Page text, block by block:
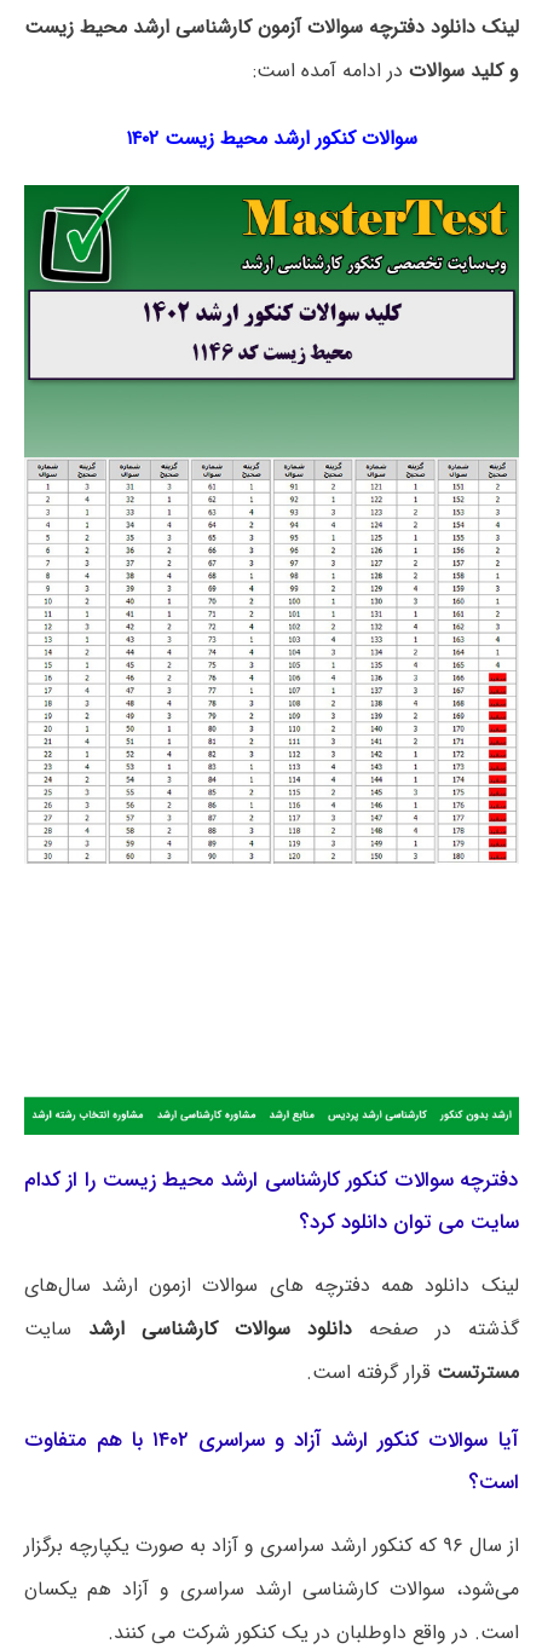
لینک دانلود دفترچه سوالات آزمون کارشناسی ارشد محیط زیست
و کلید سوالات در ادامه آمده است:
سوالات کنکور ارشد محیط زیست ۱۴۰۲
دفترچه سوالات کنکور کارشناسی ارشد محیط زیست را از کدام
سایت می توان دانلود کرد؟
لینک دانلود همه دفترچه های سوالات ازمون ارشد سال‌های
گذشته در صفحه
دانلود سوالات کارشناسی ارشد
سایت
مسترتست قرار گرفته است.
آیا سوالات کنکور ارشد آزاد و سراسری ۱۴۰۲ با هم متفاوت
است؟
از سال ۹۶ که کنکور ارشد سراسری و آزاد به صورت یکپارچه برگزار
می‌شود، سوالات کارشناسی ارشد سراسری و آزاد هم یکسان
است. در واقع داوطلبان در یک کنکور شرکت می کنند.